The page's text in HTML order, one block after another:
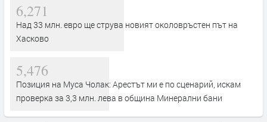
6,271
Над 33 млн. евро ще струва новият околовръстен път на
Хасково
5,476
Позиция на Муса Чолак: Арестът ми е по сценарий, искам
проверка за 3,3 млн. лева в община Минерални бани